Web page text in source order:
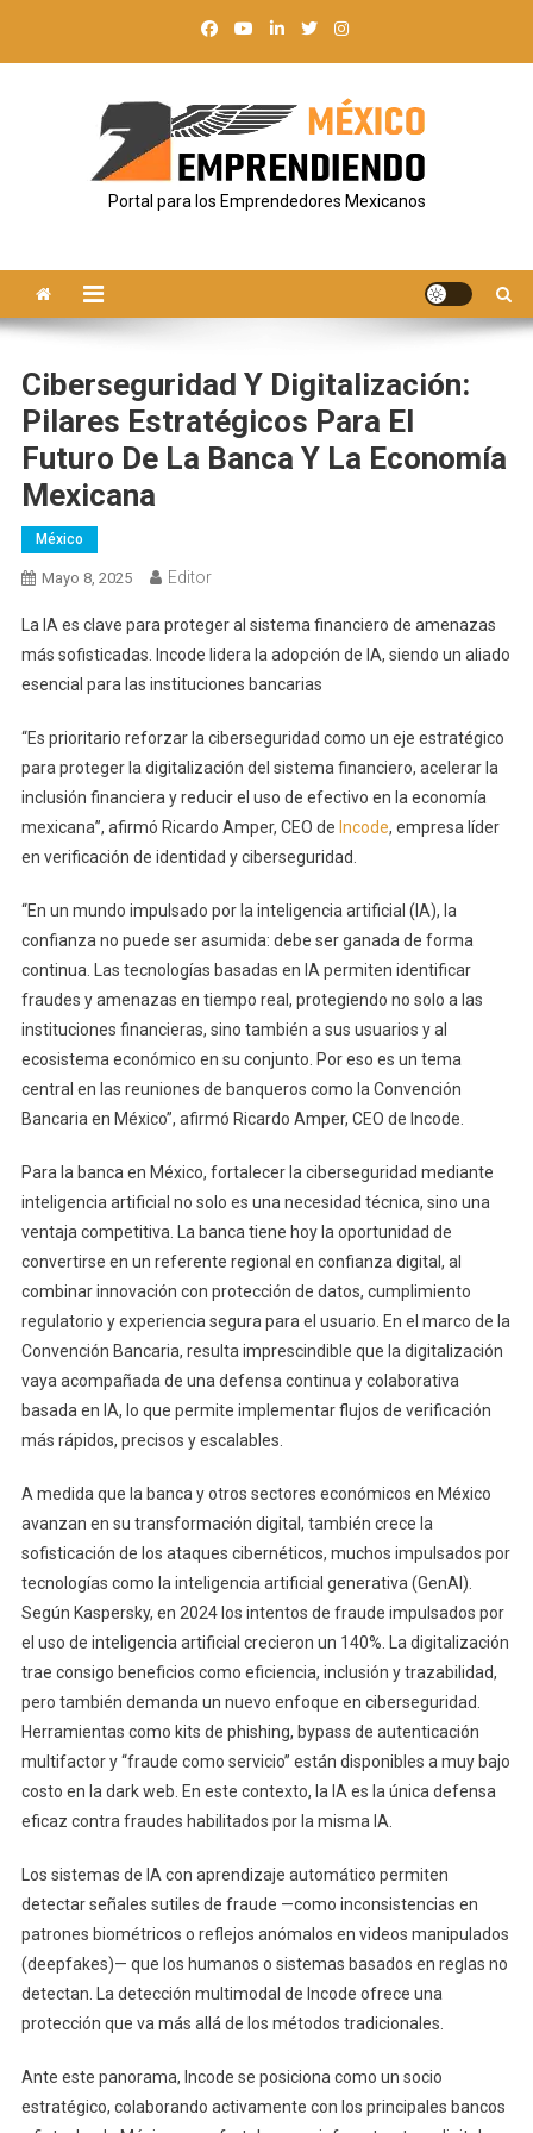
Portal para los Emprendedores Mexicanos
Ciberseguridad Y Digitalización:
Pilares Estratégicos Para El
Futuro De La Banca Y La Economía
Mexicana
México
Mayo 8, 2025 Editor
La IA es clave para proteger al sistema financiero de amenazas
más sofisticadas. Incode lidera la adopción de IA, siendo un aliado
esencial para las instituciones bancarias
“Es prioritario reforzar la ciberseguridad como un eje estratégico
para proteger la digitalización del sistema financiero, acelerar la
inclusión financiera y reducir el uso de efectivo en la economía
mexicana”, afirmó Ricardo Amper, CEO de Incode, empresa líder
en verificación de identidad y ciberseguridad.
“En un mundo impulsado por la inteligencia artificial (IA), la
confianza no puede ser asumida: debe ser ganada de forma
continua. Las tecnologías basadas en IA permiten identificar
fraudes y amenazas en tiempo real, protegiendo no solo a las
instituciones financieras, sino también a sus usuarios y al
ecosistema económico en su conjunto. Por eso es un tema
central en las reuniones de banqueros como la Convención
Bancaria en México”, afirmó Ricardo Amper, CEO de Incode.
Para la banca en México, fortalecer la ciberseguridad mediante
inteligencia artificial no solo es una necesidad técnica, sino una
ventaja competitiva. La banca tiene hoy la oportunidad de
convertirse en un referente regional en confianza digital, al
combinar innovación con protección de datos, cumplimiento
regulatorio y experiencia segura para el usuario. En el marco de la
Convención Bancaria, resulta imprescindible que la digitalización
vaya acompañada de una defensa continua y colaborativa
basada en IA, lo que permite implementar flujos de verificación
más rápidos, precisos y escalables.
A medida que la banca y otros sectores económicos en México
avanzan en su transformación digital, también crece la
sofisticación de los ataques cibernéticos, muchos impulsados por
tecnologías como la inteligencia artificial generativa (GenAI).
Según Kaspersky, en 2024 los intentos de fraude impulsados por
el uso de inteligencia artificial crecieron un 140%. La digitalización
trae consigo beneficios como eficiencia, inclusión y trazabilidad,
pero también demanda un nuevo enfoque en ciberseguridad.
Herramientas como kits de phishing, bypass de autenticación
multifactor y “fraude como servicio” están disponibles a muy bajo
costo en la dark web. En este contexto, la IA es la única defensa
eficaz contra fraudes habilitados por la misma IA.
Los sistemas de IA con aprendizaje automático permiten
detectar señales sutiles de fraude —como inconsistencias en
patrones biométricos o reflejos anómalos en videos manipulados
(deepfakes)— que los humanos o sistemas basados en reglas no
detectan. La detección multimodal de Incode ofrece una
protección que va más allá de los métodos tradicionales.
Ante este panorama, Incode se posiciona como un socio
estratégico, colaborando activamente con los principales bancos